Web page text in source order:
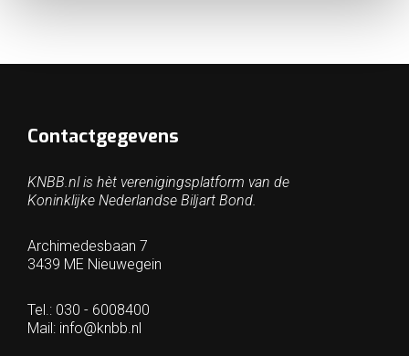
Contactgegevens
KNBB.nl is hèt verenigingsplatform van de
Koninklijke Nederlandse Biljart Bond.
Archimedesbaan 7
3439 ME Nieuwegein
Tel.: 030 - 6008400
Mail: info@knbb.nl